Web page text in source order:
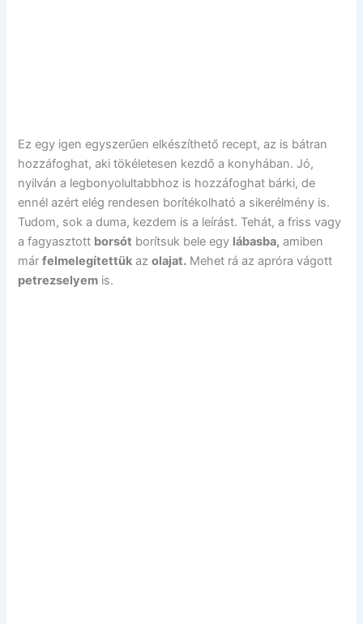
Ez egy igen egyszerűen elkészíthető recept, az is bátran
hozzáfoghat, aki tökéletesen kezdő a konyhában. Jó,
nyilván a legbonyolultabbhoz is hozzáfoghat bárki, de
ennél azért elég rendesen borítékolható a sikerélmény is.
Tudom, sok a duma, kezdem is a leírást. Tehát, a friss vagy
a fagyasztott borsót borítsuk bele egy lábasba, amiben
márfelmelegítettük azolajat. Mehet rá az apróra vágott
petrezselyem is.